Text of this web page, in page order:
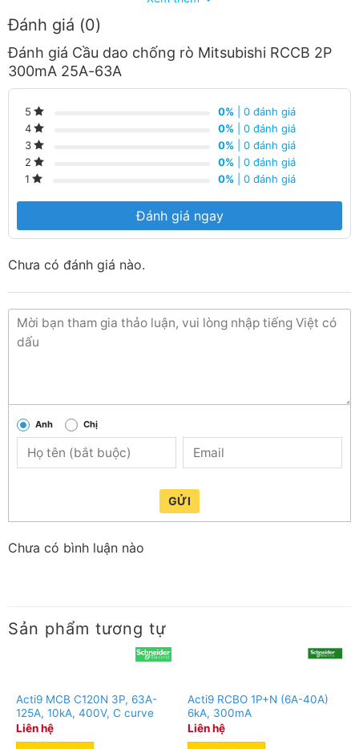
Đánh giá (0)
Đánh giá Cầu dao chống rò Mitsubishi RCCB 2P
300mA 25A-63A
5 0% | 0 đánh giá
4
0% | 0 đánh giá
3
0% | 0 đánh giá
2
0% | 0 đánh giá
1
0% | 0 đánh giá
Đánh giá ngay
Chưa có đánh giá nào.
Anh Chị
GỬI
Chưa có bình luận nào
Sản phẩm tương tự
Acti9 MCB C120N 3P, 63A-
125A, 10kA, 400V, C curve
Liên hệ
Acti9 RCBO 1P+N (6A-40A)
6kA, 300mA
Liên hệ